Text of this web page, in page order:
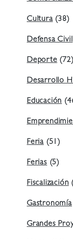
Cultura(38)
Defensa Civil
Deporte (72)
Desarrollo
Educación
Feria (51)
Ferias (5)
Fiscalización
Gastronomía
Grandes